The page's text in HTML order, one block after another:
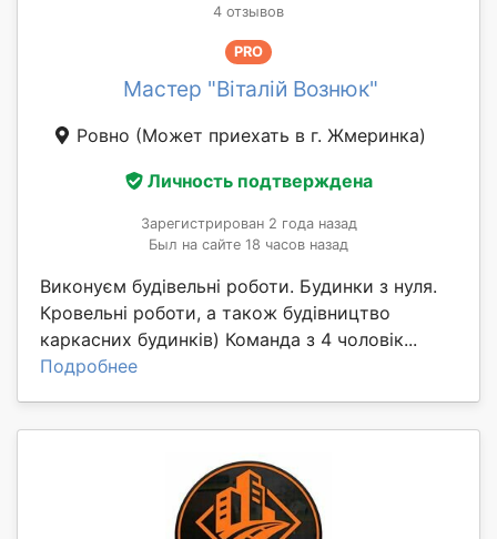
4 отзывов
PRO
Мастер "Віталій Вознюк"
Ровно (Может приехать в г. Жмеринка)
Личность подтверждена
Зарегистрирован 2 года назад
Был на сайте 18 часов назад
Виконуєм будівельні роботи. Будинки з нуля.
Кровельні роботи, а також будівництво
каркасних будинків) Команда з 4 чоловік...
Подробнее